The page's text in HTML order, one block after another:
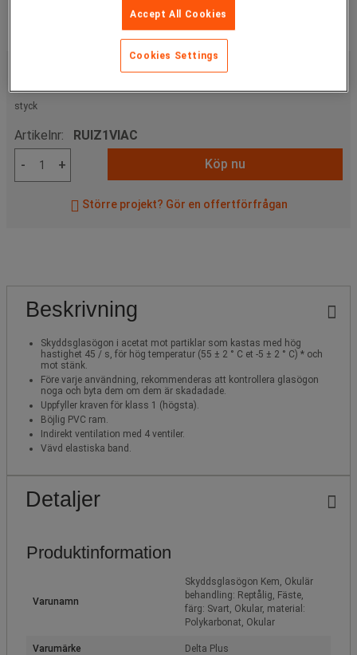
exkl. moms
styck
Artikelnr: RUIZ1VIAC
-
+ Köp nu
Större projekt? Gör en offertförfrågan
Beskrivning
Skyddsglasögon i acetat mot partiklar som kastas med hög
hastighet 45 / s, för hög temperatur (55 ± 2 ° C et -5 ± 2 ° C) * och
mot stänk.
Före varje användning, rekommenderas att kontrollera glasögon
noga och byta dem om dem är skadadade.
Uppfyller kraven för klass 1 (högsta).
Böjlig PVC ram.
Indirekt ventilation med 4 ventiler.
Vävd elastiska band.
Detaljer
Produktinformation
Varunamn
Skyddsglasögon Kem, Okulär
behandling: Reptålig, Fäste,
färg: Svart, Okular, material:
Polykarbonat, Okular
Varumärke Delta Plus
Accept All Cookies
Cookies Settings